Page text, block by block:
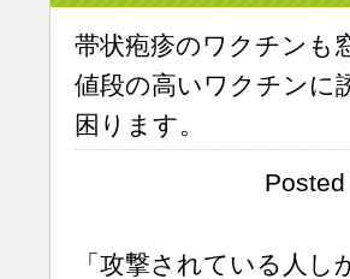
帯状疱疹のワクチンも
値段の高いワクチンに
困ります。
「攻撃されている人